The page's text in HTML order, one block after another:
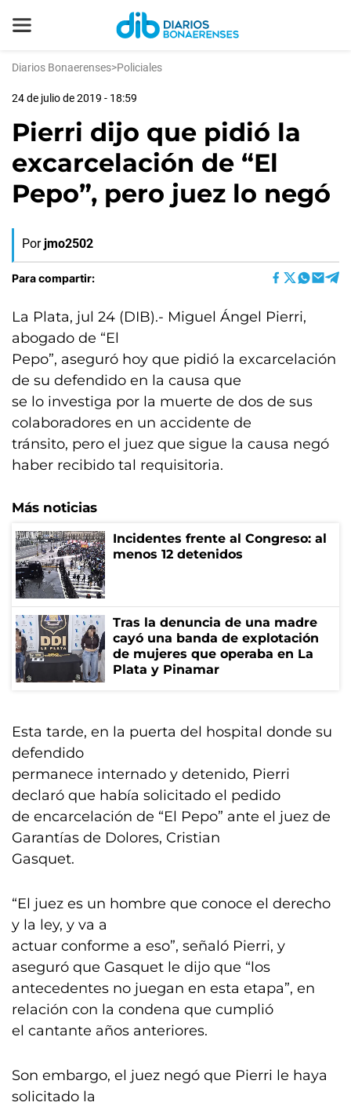
Diarios Bonaerenses>Policiales
24 de julio de 2019 - 18:59
Pierri dijo que pidió la
excarcelación de “El
Pepo”, pero juez lo negó
Por jmo2502
Para compartir:
La Plata, jul 24 (DIB).- Miguel Ángel Pierri,
abogado de “El
Pepo”, aseguró hoy que pidió la excarcelación
de su defendido en la causa que
se lo investiga por la muerte de dos de sus
colaboradores en un accidente de
tránsito, pero el juez que sigue la causa negó
haber recibido tal requisitoria.
Más noticias
Incidentes frente al Congreso: al
menos 12 detenidos
Tras la denuncia de una madre
cayó una banda de explotación
de mujeres que operaba en La
Plata y Pinamar
Esta tarde, en la puerta del hospital donde su
defendido
permanece internado y detenido, Pierri
declaró que había solicitado el pedido
de encarcelación de “El Pepo” ante el juez de
Garantías de Dolores, Cristian
Gasquet.
“El juez es un hombre que conoce el derecho
y la ley, y va a
actuar conforme a eso”, señaló Pierri, y
aseguró que Gasquet le dijo que “los
antecedentes no juegan en esta etapa”, en
relación con la condena que cumplió
el cantante años anteriores.
Son embargo, el juez negó que Pierri le haya
solicitado la